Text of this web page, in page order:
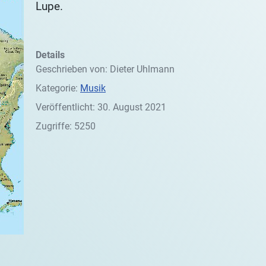
Lupe.
Details
Geschrieben von: Dieter Uhlmann
Kategorie: Musik
Veröffentlicht: 30. August 2021
Zugriffe: 5250